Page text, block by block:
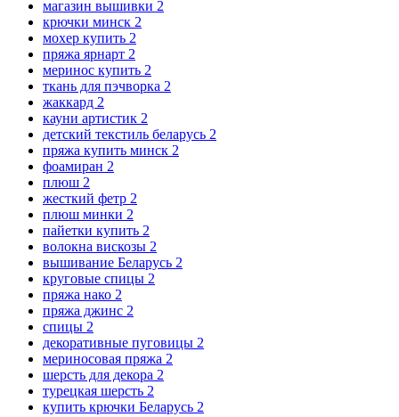
магазин вышивки 2
крючки минск 2
мохер купить 2
пряжа ярнарт 2
меринос купить 2
ткань для пэчворка 2
жаккард 2
кауни артистик 2
детский текстиль беларусь 2
пряжа купить минск 2
фоамиран 2
плюш 2
жесткий фетр 2
плюш минки 2
пайетки купить 2
волокна вискозы 2
вышивание Беларусь 2
круговые спицы 2
пряжа нако 2
пряжа джинс 2
спицы 2
декоративные пуговицы 2
мериносовая пряжа 2
шерсть для декора 2
турецкая шерсть 2
купить крючки Беларусь 2